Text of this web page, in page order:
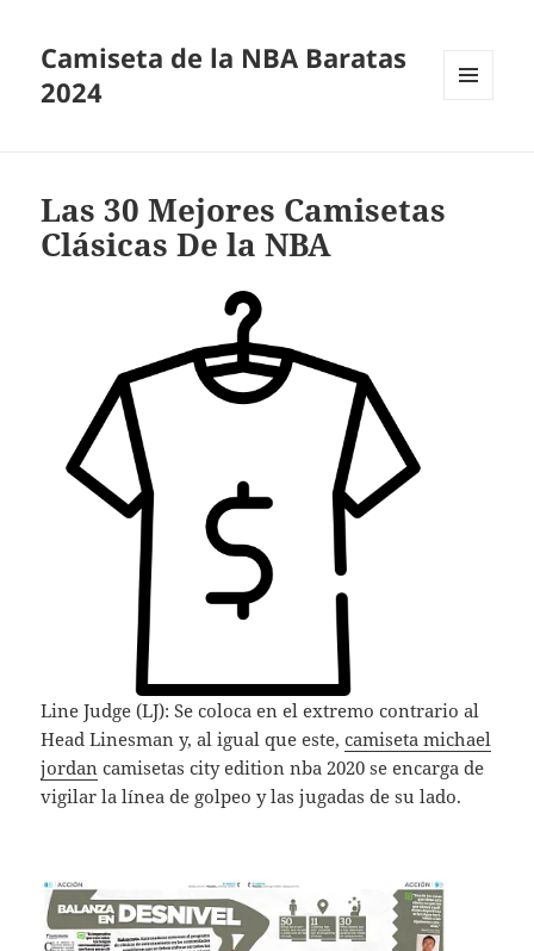
Camiseta de la NBA Baratas
2024
Las 30 Mejores Camisetas
Clásicas De la NBA
Line Judge (LJ): Se coloca en el extremo contrario al
Head Linesman y, al igual que este,camiseta michael
jordan camisetas city edition nba 2020 se encarga de
vigilar la línea de golpeo y las jugadas de su lado.